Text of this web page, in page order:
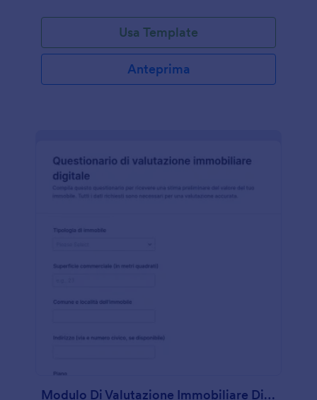
Usa Template
Anteprima
Modulo Di Valutazione Immobiliare Digitale